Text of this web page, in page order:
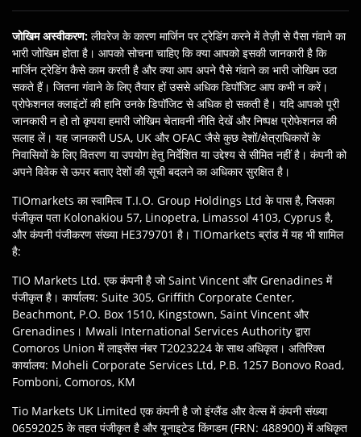
जोखिम अस्वीकरण: लीवरेज के कारण मार्जिन पर ट्रेडिंग करने में तेज़ी से पैसा गंवाने का
भारी जोखिम होता है। आपको सोचना चाहिए कि क्‍या आपको इसकी जानकारी है कि
मार्जिन ट्रेडिंग कैसे काम करती है और क्या आप अपने पैसे गंवाने का भारी जोखिम उठा
सकते हैं। जितना गंवाने के लिए तैयार हों उससे अधिक डिपॉजिट आप कभी न करें।
प्रोफेशनल क्लाइंटों की हानि उनके डिपॉजिट से अधिक हो सकती है। यदि आपको पूरी
जानकारी न हो तो कृपया हमारी जोखिम चेतावनी नीति देखें और निष्‍पक्ष प्रोफेशनल की
सलाह लें। यह जानकारी USA, UK और OFAC जैसे कुछ देशों/क्षेत्राधिकारों के
निवासियों के लिए वितरण या उपयोग हेतु निर्देशित या उद्देश्‍य से सीमित नहीं है। कंपनी को
अपने विवेक से ऊपर बताए देशों की सूची बदलने का अधिकार सुरक्षित है।
TIOmarkets का स्वामित्व T.I.O. Group Holdings Ltd के पास है, जिसका
पंजीकृत पता Kolonakiou 57, Linopetra, Limassol 4103, Cyprus है,
और कंपनी पंजीकरण संख्या HE379701 है। TIOmarkets ब्रांड में यह भी शामिल
है:
TIO Markets Ltd. एक कंपनी है जो Saint Vincent और Grenadines में
पंजीकृत है। कार्यालय: Suite 305, Griffith Corporate Center,
Beachmont, P.O. Box 1510, Kingstown, Saint Vincent और
Grenadines। Mwali International Services Authority द्वारा
Comoros Union में लाइसेंस नंबर T2023224 के साथ अधिकृत। अतिरिक्त
कार्यालय: Moheli Corporate Services Ltd, P.B. 1257 Bonovo Road,
Fomboni, Comoros, KM
Tio Markets UK Limited एक कंपनी है जो इंग्लैंड और वेल्स में कंपनी संख्या
06592025 के तहत पंजीकृत है और यूनाइटेड किंगडम (FRN: 488900) में अधिकृत